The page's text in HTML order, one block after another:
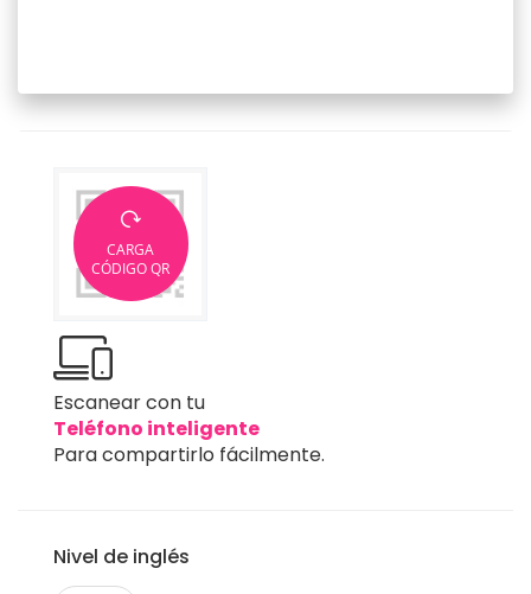
CARGA
CÓDIGO QR
Escanear con tu
Teléfono inteligente
Para compartirlo fácilmente.
Nivel de inglés